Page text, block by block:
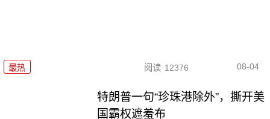
最热 阅读 12376 08-04
特朗普一句“珍珠港除外”，撕开美
国霸权遮羞布